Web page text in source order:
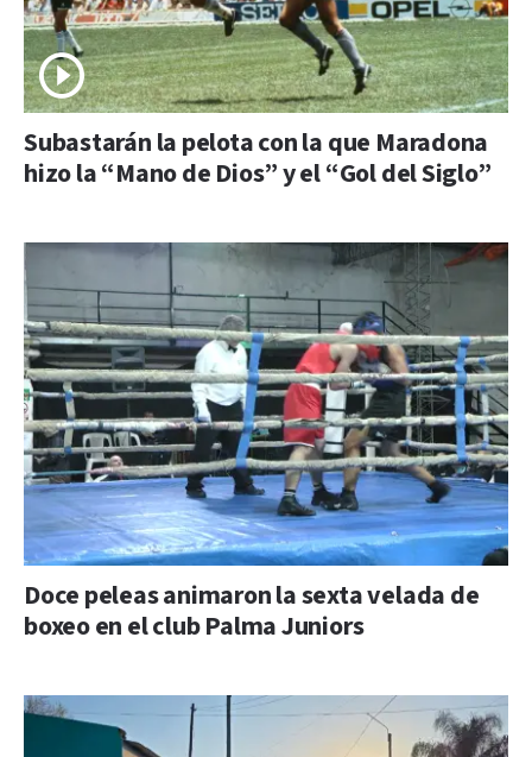
Subastarán la pelota con la que Maradona
hizo la “Mano de Dios” y el “Gol del Siglo”
Doce peleas animaron la sexta velada de
boxeo en el club Palma Juniors